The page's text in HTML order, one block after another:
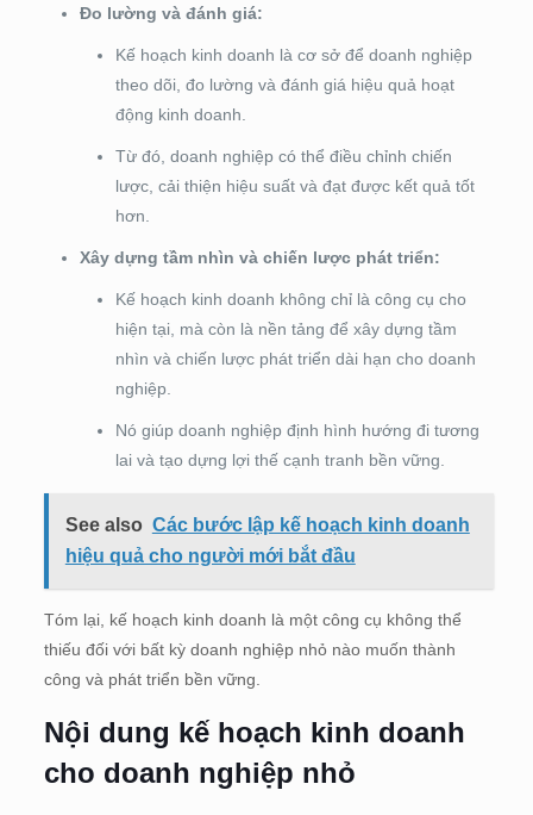
Đo lường và đánh giá:
Kế hoạch kinh doanh là cơ sở để doanh nghiệp
theo dõi, đo lường và đánh giá hiệu quả hoạt
động kinh doanh.
Từ đó, doanh nghiệp có thể điều chỉnh chiến
lược, cải thiện hiệu suất và đạt được kết quả tốt
hơn.
Xây dựng tầm nhìn và chiến lược phát triển:
Kế hoạch kinh doanh không chỉ là công cụ cho
hiện tại, mà còn là nền tảng để xây dựng tầm
nhìn và chiến lược phát triển dài hạn cho doanh
nghiệp.
Nó giúp doanh nghiệp định hình hướng đi tương
lai và tạo dựng lợi thế cạnh tranh bền vững.
See also Các bước lập kế hoạch kinh doanh
hiệu quả cho người mới bắt đầu
Tóm lại, kế hoạch kinh doanh là một công cụ không thể
thiếu đối với bất kỳ doanh nghiệp nhỏ nào muốn thành
công và phát triển bền vững.
Nội dung kế hoạch kinh doanh
cho doanh nghiệp nhỏ